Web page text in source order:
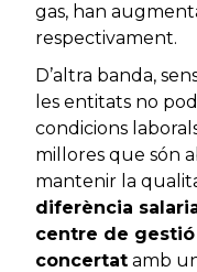
gas, han
respectivament.
D’altra banda,
les entitats no
condicions
millores que són
mantenir la
diferència
centre de
concertat amb